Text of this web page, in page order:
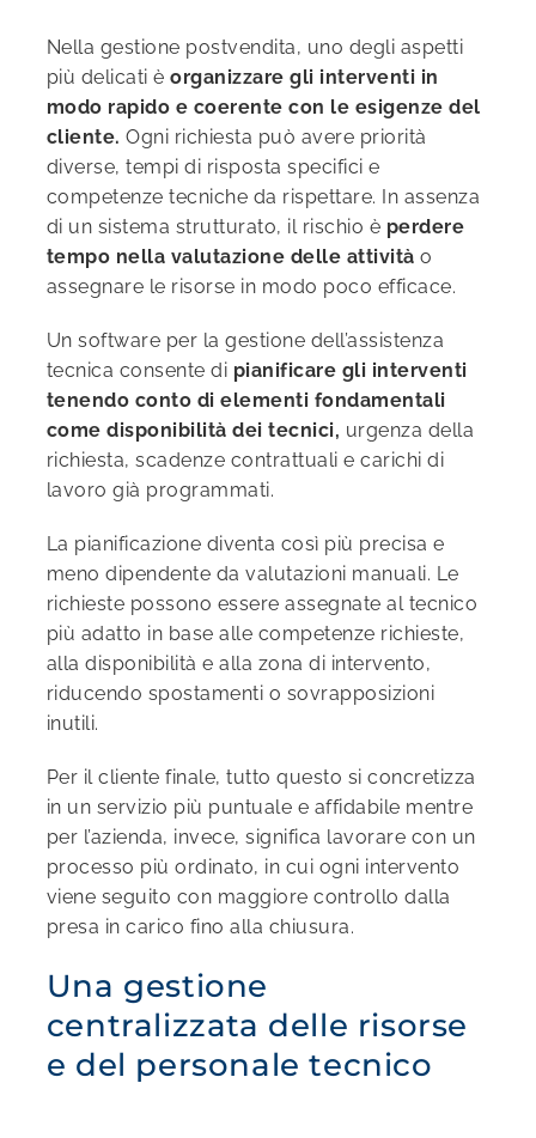
Nella gestione postvendita, uno degli aspetti
più delicati èorganizzare gli interventi in
modo rapido e coerente con le esigenze del
cliente. Ogni richiesta può avere priorità
diverse, tempi di risposta specifici e
competenze tecniche da rispettare. In assenza
di un sistema strutturato, il rischio è perdere
tempo nella valutazione delle attività o
assegnare le risorse in modo poco efficace.
Un software per la gestione dell’assistenza
tecnica consente di pianificare gli interventi
tenendo conto di elementi fondamentali
come disponibilità dei tecnici, urgenza della
richiesta, scadenze contrattuali e carichi di
lavoro già programmati.
La pianificazione diventa così più precisa e
meno dipendente da valutazioni manuali. Le
richieste possono essere assegnate al tecnico
più adatto in base alle competenze richieste,
alla disponibilità e alla zona di intervento,
riducendo spostamenti o sovrapposizioni
inutili.
Per il cliente finale, tutto questo si concretizza
in un servizio più puntuale e affidabile mentre
per l’azienda, invece, significa lavorare con un
processo più ordinato, in cui ogni intervento
viene seguito con maggiore controllo dalla
presa in carico fino alla chiusura.
Una gestione
centralizzata delle risorse
e del personale tecnico